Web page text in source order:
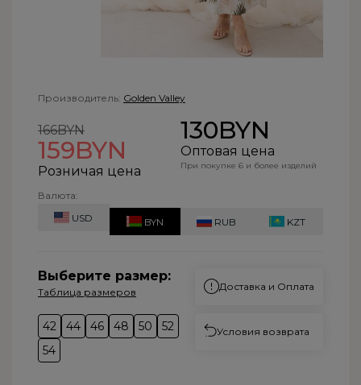
Производитель: Golden Valley
166BYN
159BYN
Розничая цена
130BYN
Оптовая цена
При покупке 6 и более изделий
Валюта:
USD
BYN RUB KZT
Выберите размер:
Таблица размеров
42 44 46 48 50
52
54
Доставка и Оплата
Условия возврата